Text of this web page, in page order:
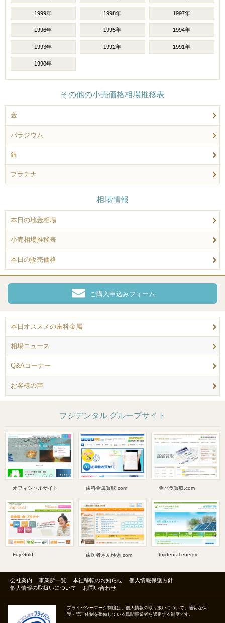
1999年 1998年 1997年
1996年 1995年 1994年
1993年 1992年 1991年
1990年
その他の小売価格相場推移表
金
パラジウム
銀
プラチナ
相場情報
本日の地金相場
小売相場推移表
本日の販売価格
ご購入申込みフォーム
本日オススメの歯科金属
相場ニュース
Q&Aコーナー
お客様の声
フジデンタル グループサイト
オフィシャルサイト 歯科金属買取.com 金パラ買取.com
Fuji Gold 歯医者さん検索.com fujidental energy
会社案内 事業所一覧 本社移転のお知らせ
個人情報保護方針
個人情報の取扱いについて
お問い合わせ
プライバシーマーク制度は、個人情報の取り扱いについて、適切な保
護・管理体制を整備している民間事業者を認定する制度です。